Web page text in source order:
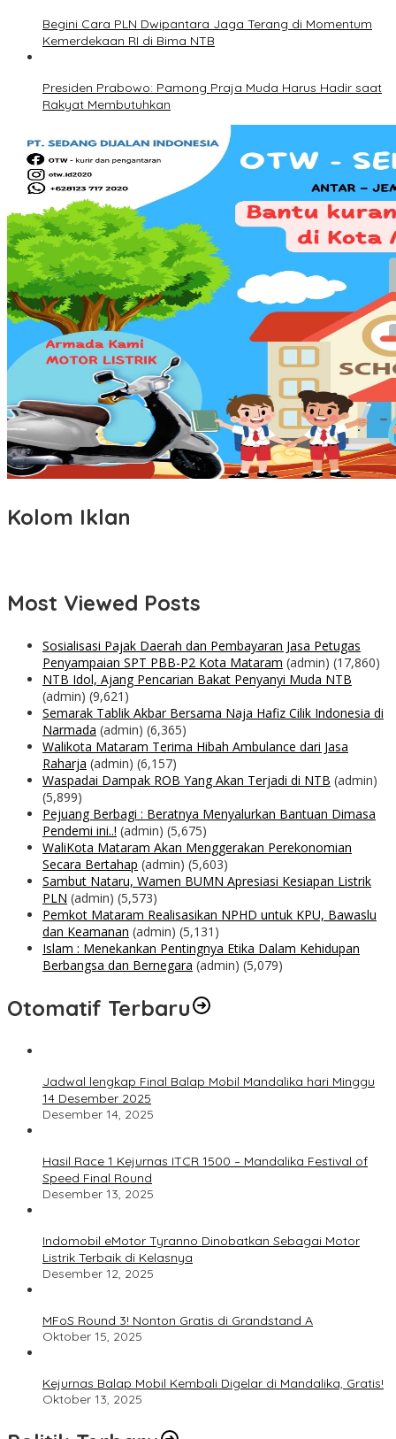
Begini Cara PLN Dwipantara Jaga Terang di Momentum
Kemerdekaan RI di Bima NTB
Presiden Prabowo: Pamong Praja Muda Harus Hadir saat
Rakyat Membutuhkan
Kolom Iklan
Most Viewed Posts
Sosialisasi Pajak Daerah dan Pembayaran Jasa Petugas
Penyampaian SPT PBB-P2 Kota Mataram (admin) (17,860)
NTB Idol, Ajang Pencarian Bakat Penyanyi Muda NTB
(admin) (9,621)
Semarak Tablik Akbar Bersama Naja Hafiz Cilik Indonesia di
Narmada (admin) (6,365)
Walikota Mataram Terima Hibah Ambulance dari Jasa
Raharja (admin) (6,157)
Waspadai Dampak ROB Yang Akan Terjadi di NTB (admin)
(5,899)
Pejuang Berbagi : Beratnya Menyalurkan Bantuan Dimasa
Pendemi ini..! (admin) (5,675)
WaliKota Mataram Akan Menggerakan Perekonomian
Secara Bertahap (admin) (5,603)
Sambut Nataru, Wamen BUMN Apresiasi Kesiapan Listrik
PLN (admin) (5,573)
Pemkot Mataram Realisasikan NPHD untuk KPU, Bawaslu
dan Keamanan (admin) (5,131)
Islam : Menekankan Pentingnya Etika Dalam Kehidupan
Berbangsa dan Bernegara (admin) (5,079)
Otomatif Terbaru
Jadwal lengkap Final Balap Mobil Mandalika hari Minggu
14 Desember 2025
Desember 14, 2025
Hasil Race 1 Kejurnas ITCR 1500 – Mandalika Festival of
Speed Final Round
Desember 13, 2025
Indomobil eMotor Tyranno Dinobatkan Sebagai Motor
Listrik Terbaik di Kelasnya
Desember 12, 2025
MFoS Round 3! Nonton Gratis di Grandstand A
Oktober 15, 2025
Kejurnas Balap Mobil Kembali Digelar di Mandalika, Gratis!
Oktober 13, 2025